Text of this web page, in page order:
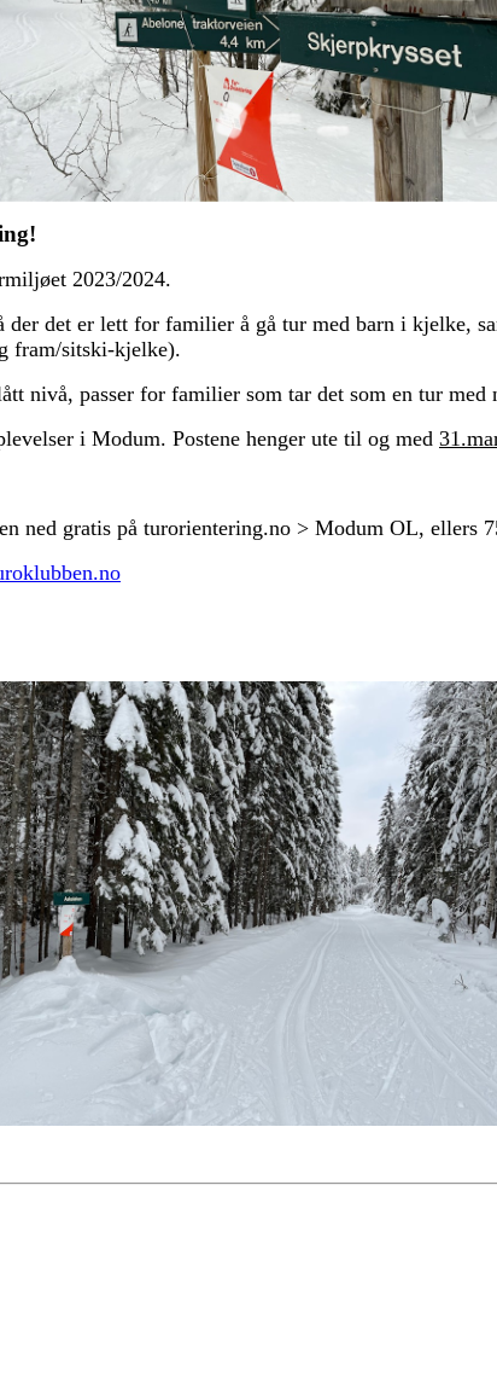
2023/2024.
der det er lett for familier å gå tur med barn i kjelke,
fram/sitski-kjelke).
nivå, passer for familier som tar det som en tur med
i Modum. Postene henger ute til og med
ned gratis på turorientering.no > Modum OL, ellers